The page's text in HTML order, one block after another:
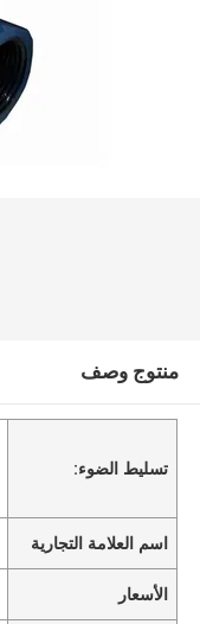
منتوج وصف
تسليط الضوء:
اسم العلامة التجارية
الأسعار